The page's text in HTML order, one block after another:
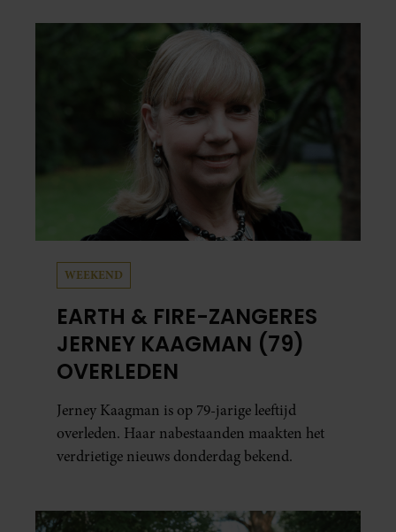
WEEKEND
EARTH & FIRE-ZANGERES
JERNEY KAAGMAN (79)
OVERLEDEN
Jerney Kaagman is op 79-jarige leeftijd
overleden. Haar nabestaanden maakten het
verdrietige nieuws donderdag bekend.